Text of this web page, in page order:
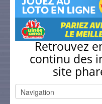
Retrouvez
continu des
site